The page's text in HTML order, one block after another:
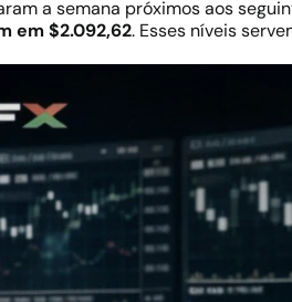
a semana próximos aos
em $2.092,62. Esses níveis